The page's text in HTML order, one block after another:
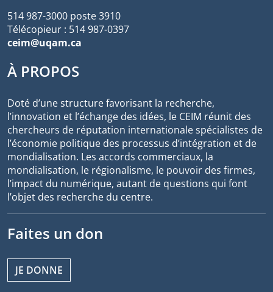
514 987-3000 poste 3910
Télécopieur : 514 987-0397
ceim@uqam.ca
À PROPOS
Doté d’une structure favorisant la recherche,
l’innovation et l’échange des idées, le CEIM réunit des
chercheurs de réputation internationale spécialistes de
l’économie politique des processus d’intégration et de
mondialisation. Les accords commerciaux, la
mondialisation, le régionalisme, le pouvoir des firmes,
l’impact du numérique, autant de questions qui font
l’objet des recherche du centre.
Faites un don
JE DONNE